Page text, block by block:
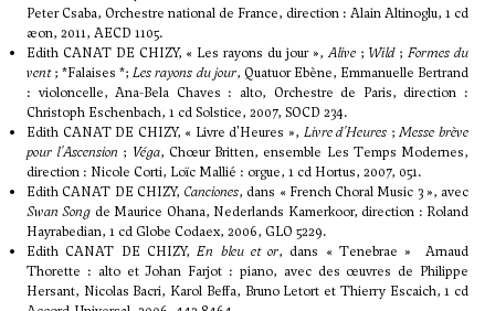
Peter Csaba, Orchestre national de France, direction : Alain Altinoglu, 1 cd
æon, 2011, AECD 1105.
Edith CANAT DE CHIZY, « Les rayons du jour »,Alive; Wild;Formes du
vent; *Falaises *;Les rayons du jour, Quatuor Ebène, Emmanuelle Bertrand
: violoncelle, Ana-Bela Chaves : alto, Orchestre de Paris, direction :
Christoph Eschenbach, 1 cd Solstice, 2007, SOCD 234.
Edith CANAT DE CHIZY, « Livre d'Heures », Livre d'Heures ;Messe brève
pour l'Ascension ; Véga, Chœur Britten, ensemble Les Temps Modernes,
direction : Nicole Corti, Loïc Mallié : orgue, 1 cd Hortus, 2007, 051.
Edith CANAT DE CHIZY, Canciones, dans « French Choral Music 3 », avec
Swan Song de Maurice Ohana, Nederlands Kamerkoor, direction : Roland
Hayrabedian, 1 cd Globe Codaex, 2006, GLO 5229.
Edith CANAT DE CHIZY,En bleu et or, dans « Tenebrae » Arnaud
Thorette : alto et Johan Farjot : piano, avec des œuvres de Philippe
Hersant, Nicolas Bacri, Karol Beffa, Bruno Letort et Thierry Escaich, 1 cd